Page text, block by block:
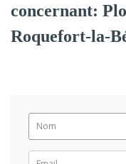
concernant:
Roquefort-la-